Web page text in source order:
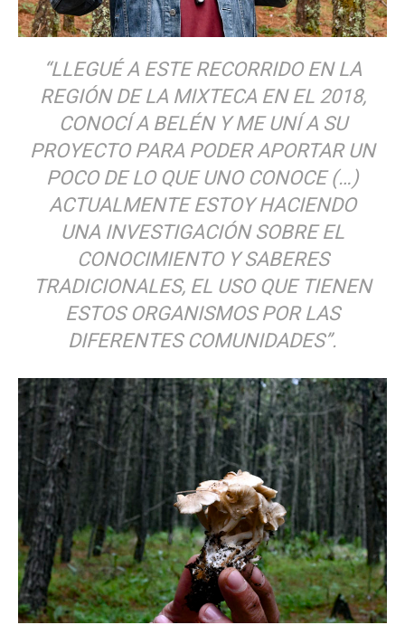
“LLEGUÉ A ESTE RECORRIDO EN LA
REGIÓN DE LA MIXTECA EN EL 2018,
CONOCÍ A BELÉN Y ME UNÍ A SU
PROYECTO PARA PODER APORTAR UN
POCO DE LO QUE UNO CONOCE (…)
ACTUALMENTE ESTOY HACIENDO
UNA INVESTIGACIÓN SOBRE EL
CONOCIMIENTO Y SABERES
TRADICIONALES, EL USO QUE TIENEN
ESTOS ORGANISMOS POR LAS
DIFERENTES COMUNIDADES”.